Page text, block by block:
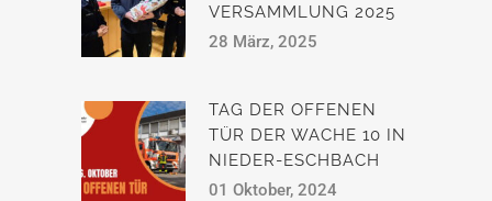
VERSAMMLUNG 2025
28 März, 2025
TAG DER OFFENEN
TÜR DER WACHE 10 IN
NIEDER-ESCHBACH
01 Oktober, 2024